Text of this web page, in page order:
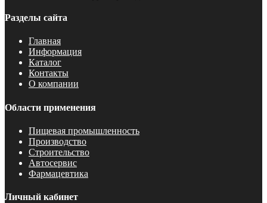
Разделы сайта
Главная
Информация
Каталог
Контакты
О компании
Области применения
Пищевая промышленность
Производство
Строительство
Автосервис
Фармацевтика
Личный кабинет